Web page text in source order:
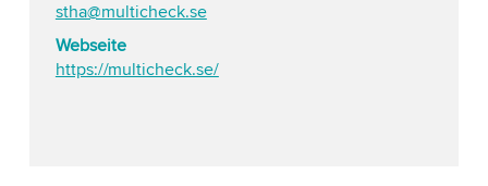
stha@multicheck.se
Webseite
https://multicheck.se/